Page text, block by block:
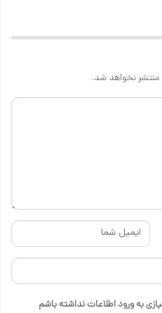
نخواهد شد.
به ورود اطلاعات نداشته باشم